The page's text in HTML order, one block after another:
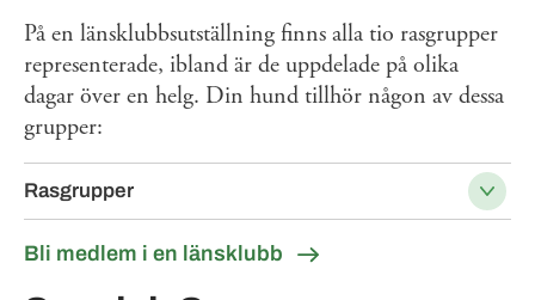
På en länsklubbsutställning finns alla tio rasgrupper
representerade, ibland är de uppdelade på olika
dagar över en helg. Din hund tillhör någon av dessa
grupper:
Rasgrupper
Bli medlem i en länsklubb